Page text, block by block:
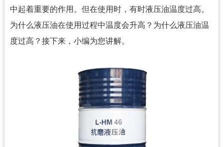
中起着重要的作用。但在使用时，有时液压油温度过高。
为什么液压油在使用过程中温度会升高？为什么液压油温
度过高？接下来，小编为您讲解。